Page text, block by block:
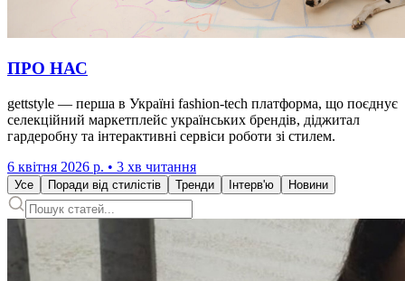
ПРО НАС
gettstyle — перша в Україні fashion-tech платформа, що поєднує
селекційний маркетплейс українських брендів, діджитал
гардеробну та інтерактивні сервіси роботи зі стилем.
6 квітня 2026 р. • 3 хв читання
Усе Поради від стилістів Тренди Інтерв'ю Новини